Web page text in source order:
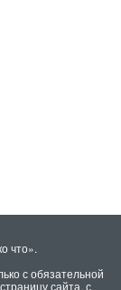
что».
с обязательной
сайта, с